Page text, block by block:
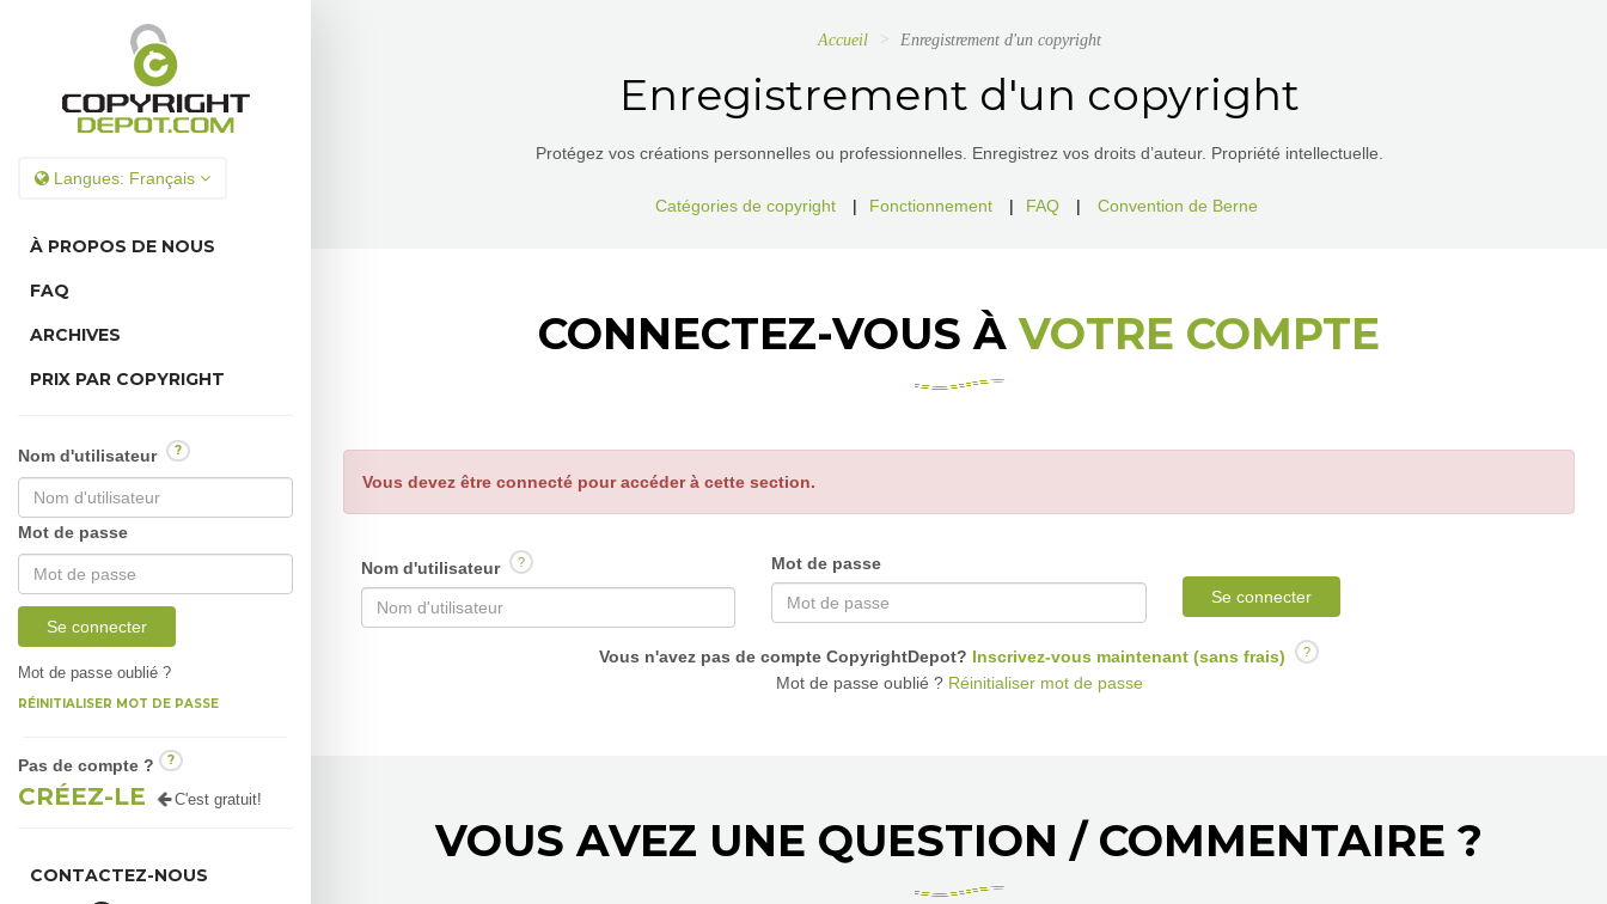
Langues: Français
À PROPOS DE NOUS
FAQ
ARCHIVES
PRIX PAR COPYRIGHT
Nom d'utilisateur ?
Mot de passe
Se connecter
Mot de passe oublié ?
RÉINITIALISER MOT DE PASSE
Pas de compte ? ?
CRÉEZ-LE C'est gratuit!
CONTACTEZ-NOUS
Accueil Enregistrement d'un copyright
Enregistrement d'un copyright
Protégez vos créations personnelles ou professionnelles. Enregistrez vos droits d’auteur. Propriété intellectuelle.
Catégories de copyright | Fonctionnement | FAQ | Convention de Berne
CONNECTEZ-VOUS ÀVOTRE COMPTE
Vous devez être connecté pour accéder à cette section.
Nom d'utilisateur ?
Mot de passe
Se connecter
Vous n'avez pas de compte CopyrightDepot? Inscrivez-vous maintenant (sans frais) ?
Mot de passe oublié ?Réinitialiser mot de passe
VOUS AVEZ UNE QUESTION / COMMENTAIRE ?